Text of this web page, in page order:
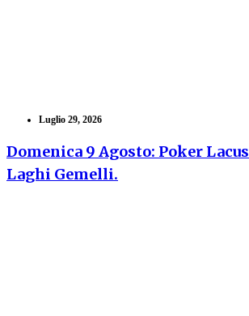
Luglio 29, 2026
Domenica 9 Agosto: Poker
Laghi Gemelli.